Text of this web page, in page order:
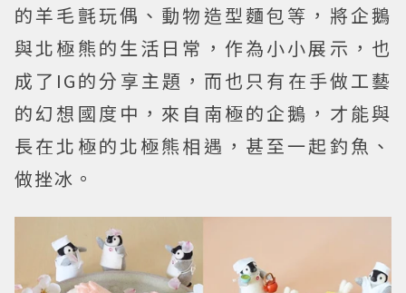
的羊毛氈玩偶、動物造型麵包等，將企鵝
與北極熊的生活日常，作為小小展示，也
成了IG的分享主題，而也只有在手做工藝
的幻想國度中，來自南極的企鵝，才能與
長在北極的北極熊相遇，甚至一起釣魚、
做挫冰。